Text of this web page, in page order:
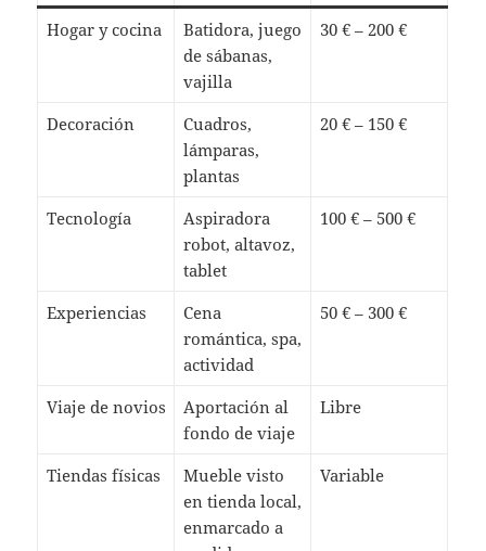
Hogar y cocina
Batidora, juego
de sábanas,
vajilla
30 € – 200 €
Decoración
Cuadros,
lámparas,
plantas
20 € – 150 €
Tecnología
Aspiradora
robot, altavoz,
tablet
100 € – 500 €
Experiencias
Cena
romántica, spa,
actividad
50 € – 300 €
Viaje de novios
Aportación al
fondo de viaje
Libre
Tiendas físicas
Mueble visto
en tienda local,
enmarcado a
Variable